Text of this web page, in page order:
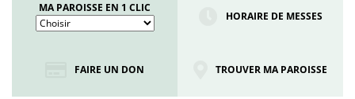
MA PAROISSE EN 1 CLIC
HORAIRE DE MESSES
FAIRE UN DON TROUVER MA PAROISSE